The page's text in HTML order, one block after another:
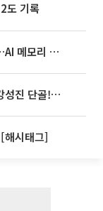
도 기록
SK하이닉스, 용인·청주에 54조 투자…AI 메모리 생산기지 키운다
'2TV 생생정보' 오늘방송맛집- 배우 강성진 단골! 쌀국수ㆍ푸팟퐁 커리 맛집 '블○○○'
해시태그]